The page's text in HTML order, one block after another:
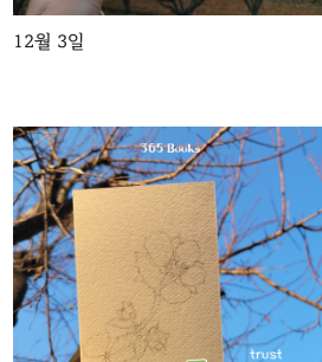
12월 3일